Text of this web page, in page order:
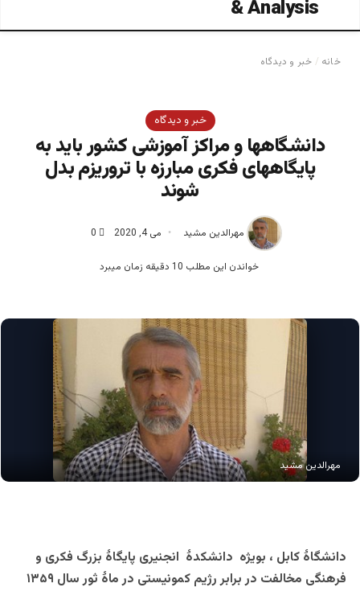
خانه / خبر و دیدگاه
خبر و دیدگاه
دانشگاهها و مراکز آموزشی کشور باید به
پایگاههای فکری مبارزه با تروریزم بدل
شوند
مهرالدین مشید می 4, 2020 0
خواندن این مطلب 10 دقیقه زمان میبرد
مهرالدین مشید
دانشگاۀ کابل ، بویژه دانشکدۀ انجنیری پایگاۀ بزرگ فکری و
فرهنگی مخالفت در برابر رژیم کمونیستی در ماۀ ثور سال ۱۳۵۹